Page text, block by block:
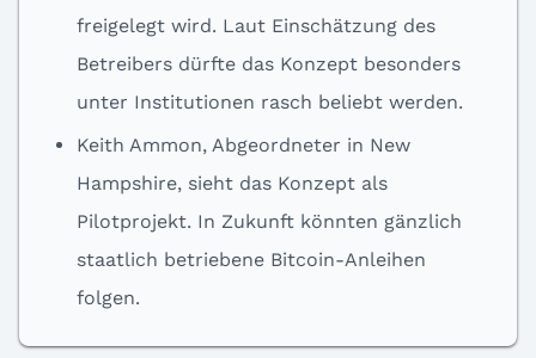
freigelegt wird. Laut Einschätzung des
Betreibers dürfte das Konzept besonders
unter Institutionen rasch beliebt werden.
Keith Ammon, Abgeordneter in New
Hampshire, sieht das Konzept als
Pilotprojekt. In Zukunft könnten gänzlich
staatlich betriebene Bitcoin-Anleihen
folgen.